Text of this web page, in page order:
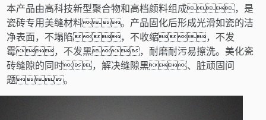
本产品由高科技新型聚合物和高档颜料组成，是
瓷砖专用美缝材料。 产品固化后形成光滑如瓷的洁
净表面，不塌陷，不收缩，不发
霉，不发黑，耐磨耐污易擦洗。 美化瓷
砖缝隙的同时，解决缝隙黑、脏顽固问
题。